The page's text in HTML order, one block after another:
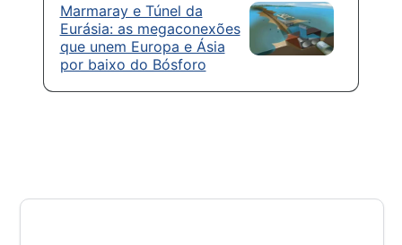
Marmaray e Túnel da
Eurásia: as megaconexões
que unem Europa e Ásia
por baixo do Bósforo